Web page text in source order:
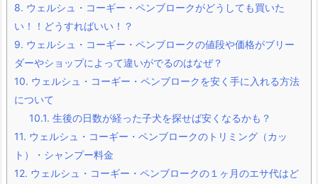
8. ウェルシュ・コーギー・ペンブロークがどうしても買いた
い！！どうすればいい！？
9. ウェルシュ・コーギー・ペンブロークの値段や価格がブリー
ダーやショップによって違いがでるのはなぜ？
10. ウェルシュ・コーギー・ペンブロークを安く手に入れる方法
について
10.1. 生後の日数が経った子犬を探せば安くなるかも？
11. ウェルシュ・コーギー・ペンブロークのトリミング（カッ
ト）・シャンプー料金
12. ウェルシュ・コーギー・ペンブロークの１ヶ月のエサ代はど